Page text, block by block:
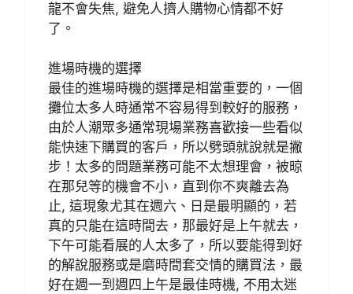
龍不會失焦, 避免人擠人購物心情都不好
了。
進場時機的選擇
最佳的進場時機的選擇是相當重要的，一個
攤位太多人時通常不容易得到較好的服務，
由於人潮眾多通常現場業務喜歡接一些看似
能快速下購買的客戶，所以劈頭就說就是撇
步！太多的問題業務可能不太想理會，被晾
在那兒等的機會不小，直到你不爽離去為
止, 這現象尤其在週六、日是最明顯的，若
真的只能在這時間去，那最好是上午就去，
下午可能看展的人太多了，所以要能得到好
的解說服務或是磨時間套交情的購買法，最
好在週一到週四上午是最佳時機, 不用太迷